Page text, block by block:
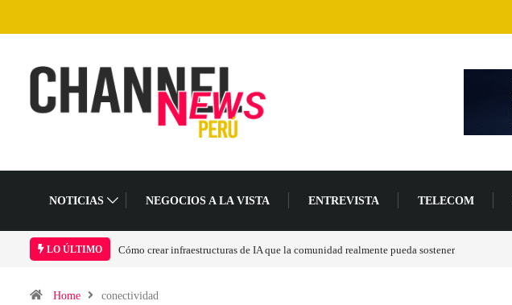
NOTICIAS NEGOCIOS A LA VISTA ENTREVISTA TELECOM
LO ÚLTIMO
la comunidad realmente pueda sostenerLas tarjetas gráficas RDNA 5 ya están en fase avanzada de desarrollo
Home conectividad